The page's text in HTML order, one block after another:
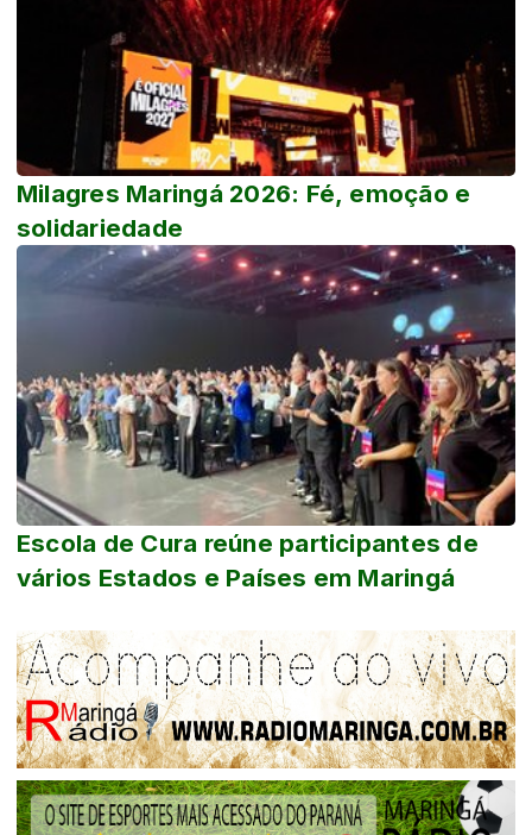
Milagres Maringá 2026: Fé, emoção e
solidariedade
Escola de Cura reúne participantes de
vários Estados e Países em Maringá